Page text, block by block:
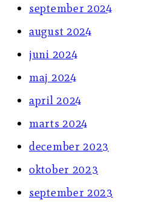
september 2024
august 2024
juni 2024
maj 2024
april 2024
marts 2024
december 2023
oktober 2023
september 2023